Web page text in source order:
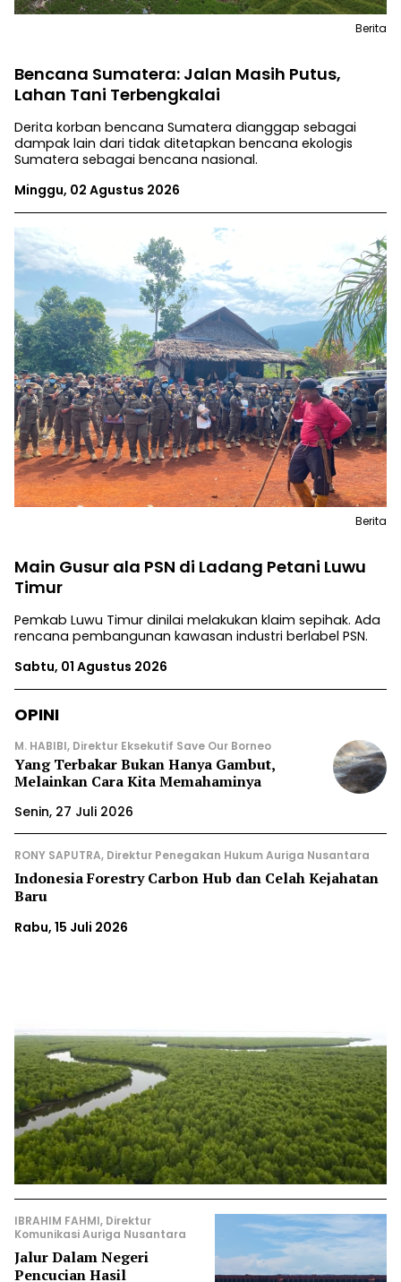
Bencana Sumatera: Jalan Masih Putus,
Lahan Tani Terbengkalai
Derita korban bencana Sumatera dianggap sebagai
dampak lain dari tidak ditetapkan bencana ekologis
Sumatera sebagai bencana nasional.
Minggu, 02 Agustus 2026
Berita
Main Gusur ala PSN di Ladang Petani Luwu
Timur
Pemkab Luwu Timur dinilai melakukan klaim sepihak. Ada
rencana pembangunan kawasan industri berlabel PSN.
Sabtu, 01 Agustus 2026
Berita
OPINI
M. HABIBI, Direktur Eksekutif Save Our Borneo
Yang Terbakar Bukan Hanya Gambut,
Melainkan Cara Kita Memahaminya
Senin, 27 Juli 2026
RONY SAPUTRA, Direktur Penegakan Hukum Auriga Nusantara
Indonesia Forestry Carbon Hub dan Celah Kejahatan
Baru
Rabu, 15 Juli 2026
IBRAHIM FAHMI, Direktur
Komunikasi Auriga Nusantara
Jalur Dalam Negeri
Pencucian Hasil